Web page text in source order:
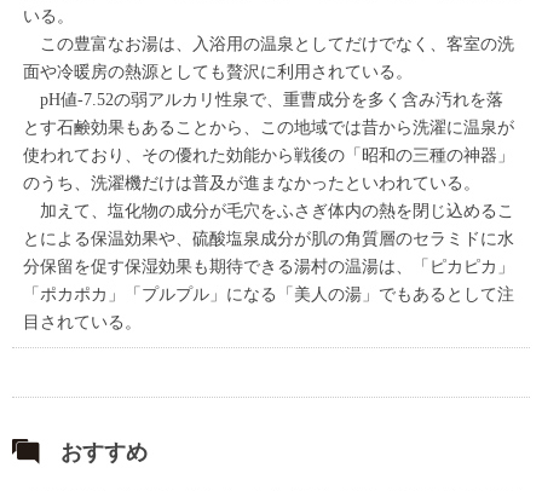
いる。
この豊富なお湯は、入浴用の温泉としてだけでなく、客室の洗
面や冷暖房の熱源としても贅沢に利用されている。
pH値-7.52の弱アルカリ性泉で、重曹成分を多く含み汚れを落
とす石鹸効果もあることから、この地域では昔から洗濯に温泉が
使われており、その優れた効能から戦後の「昭和の三種の神器」
のうち、洗濯機だけは普及が進まなかったといわれている。
加えて、塩化物の成分が毛穴をふさぎ体内の熱を閉じ込めるこ
とによる保温効果や、硫酸塩泉成分が肌の角質層のセラミドに水
分保留を促す保湿効果も期待できる湯村の温湯は、「ピカピカ」
「ポカポカ」「プルプル」になる「美人の湯」でもあるとして注
目されている。
おすすめ